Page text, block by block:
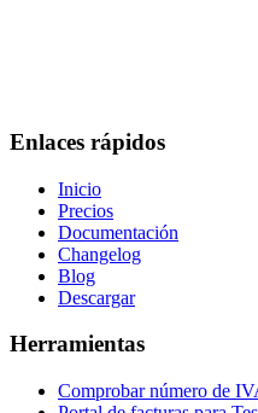
Enlaces rápidos
Inicio
Precios
Documentación
Changelog
Blog
Descargar
Herramientas
Comprobar número de